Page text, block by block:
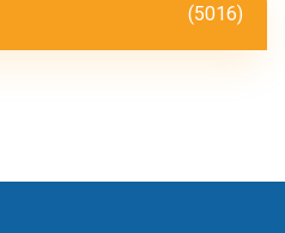
(5016)